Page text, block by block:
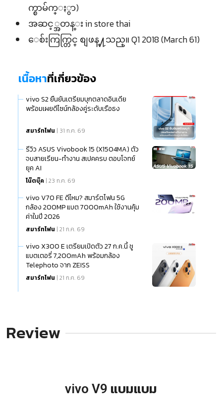
က္စာမ်က္ႏွာ)
အဆင့္အတန္း in store thai
ေစ်းကြက္တြင္ စျဖန္႔သည္။ Q1 2018 (March 61)
เนื้อหาที่เกี่ยวข้อง
vivo S2 ยืนยันเตรียมบุกตลาดอินเดีย
พร้อมเผยดีไซน์กล้องคู่ระดับเรือธง
สมาร์ทโฟน | 31 ก.ค. 69
รีวิว ASUS Vivobook 15 (X1504MA) ตัว
จบสายเรียน-ทำงาน สเปคครบ ตอบโจทย์
ยุค AI
โน๊ตบุ๊ค | 23 ก.ค. 69
vivo V70 FE ดีไหม? สมาร์ตโฟน 5G
กล้อง 200MP แบต 7000mAh ใช้งานคุ้ม
ค่าในปี 2026
สมาร์ทโฟน | 21 ก.ค. 69
vivo X300 E เตรียมเปิดตัว 27 ก.ค.นี้ ชู
แบตเตอรี่ 7,200mAh พร้อมกล้อง
Telephoto จาก ZEISS
สมาร์ทโฟน | 21 ก.ค. 69
Review
vivo V9 แบมแบม